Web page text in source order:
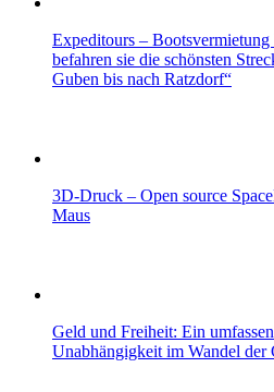
Expeditours –
befahren sie die schönsten
Guben bis nach Ratzdorf“
3D-Druck – Open source
Maus
Geld und Freiheit: Ein
Unabhängigkeit im Wandel der